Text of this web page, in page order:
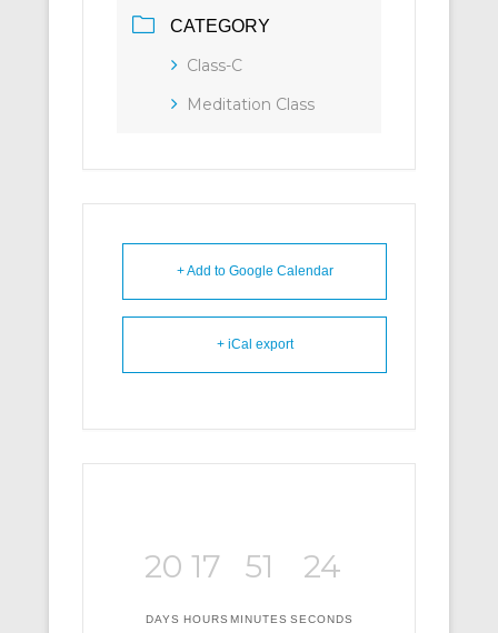
CATEGORY
Class-C
Meditation Class
+ Add to Google Calendar
+ iCal export
20
DAYS
17
HOURS
51
MINUTES
24
SECONDS